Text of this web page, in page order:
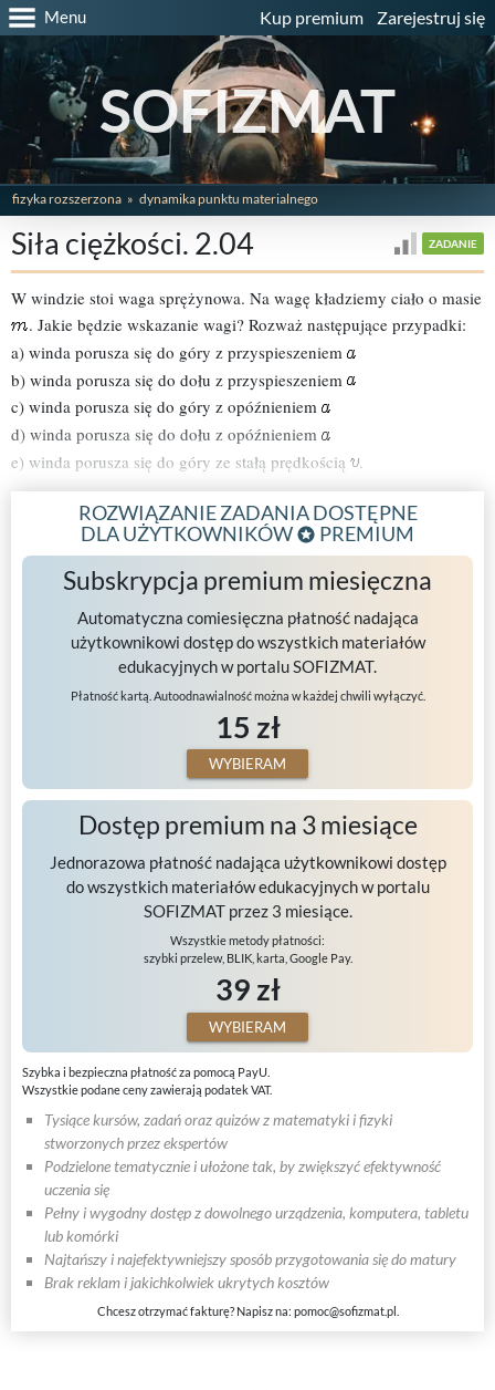
Menu Kup premium Zarejestruj się
SOFIZMAT
fizyka rozszerzona dynamika punktu materialnego
Siła ciężkości. 2.04 ZADANIE
W windzie stoi waga sprężynowa. Na wagę kładziemy ciało o masie
. Jakie będzie wskazanie wagi? Rozważ następujące przypadki:
a) winda porusza się do góry z przyspieszeniem
b) winda porusza się do dołu z przyspieszeniem
c) winda porusza się do góry z opóźnieniem
d) winda porusza się do dołu z opóźnieniem
e) winda porusza się do góry ze stałą prędkością
.
ROZWIĄZANIE ZADANIA DOSTĘPNE
DLA UŻYTKOWNIKÓW
PREMIUM
Subskrypcja premium miesięczna
Automatyczna comiesięczna płatność nadająca
użytkownikowi dostęp do wszystkich materiałów
edukacyjnych w portalu SOFIZMAT.
Płatność kartą. Autoodnawialność można w każdej chwili wyłączyć.
15 zł
WYBIERAM
Dostęp premium na 3 miesiące
Jednorazowa płatność nadająca użytkownikowi dostęp
do wszystkich materiałów edukacyjnych w portalu
SOFIZMAT przez 3 miesiące.
Wszystkie metody płatności:
szybki przelew, BLIK, karta, Google Pay.
39 zł
WYBIERAM
Szybka i bezpieczna płatność za pomocą PayU.
Wszystkie podane ceny zawierają podatek VAT.
Tysiące kursów, zadań oraz quizów z matematyki i fizyki
stworzonych przez ekspertów
Podzielone tematycznie i ułożone tak, by zwiększyć efektywność
uczenia się
Pełny i wygodny dostęp z dowolnego urządzenia, komputera, tabletu
lub komórki
Najtańszy i najefektywniejszy sposób przygotowania się do matury
Brak reklam i jakichkolwiek ukrytych kosztów
Chcesz otrzymać fakturę? Napisz na: pomoc@sofizmat.pl